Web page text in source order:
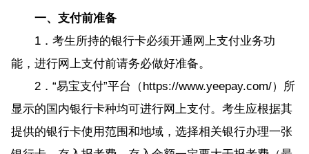
一、支付前准备
1．考生所持的银行卡必须开通网上支付业务功
能，进行网上支付前请务必做好准备。
2．“易宝支付”平台（https://www.yeepay.com/）所
显示的国内银行卡种均可进行网上支付。考生应根据其
提供的银行卡使用范围和地域，选择相关银行办理一张